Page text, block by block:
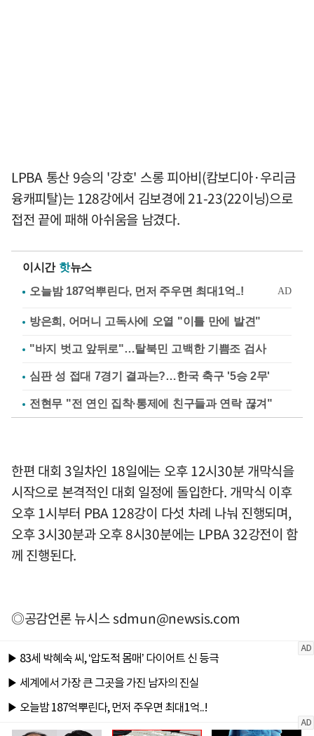
LPBA 통산 9승의 '강호' 스롱 피아비(캄보디아·우리금
융캐피탈)는 128강에서 김보경에 21-23(22이닝)으로
접전 끝에 패해 아쉬움을 남겼다.
이시간 핫뉴스
방은희, 어머니 고독사에 오열 "이틀 만에 발견"
"바지 벗고 앞뒤로"…탈북민 고백한 기쁨조 검사
심판 성 접대 7경기 결과는?…한국 축구 '5승 2무'
전현무 "전 연인 집착·통제에 친구들과 연락 끊겨"
한편 대회 3일차인 18일에는 오후 12시30분 개막식을
시작으로 본격적인 대회 일정에 돌입한다. 개막식 이후
오후 1시부터 PBA 128강이 다섯 차례 나눠 진행되며,
오후 3시30분과 오후 8시30분에는 LPBA 32강전이 함
께 진행된다.
◎공감언론 뉴시스sdmun@newsis.com